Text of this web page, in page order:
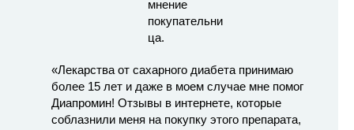
«Лекарства от сахарного диабета принимаю
более 15 лет и даже в моем случае мне помог
Диапромин! Отзывы в интернете, которые
соблазнили меня на покупку этого препарата,